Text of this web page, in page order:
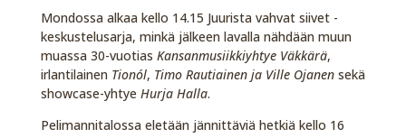
Mondossa alkaa kello 14.15 Juurista vahvat siivet -
keskustelusarja, minkä jälkeen lavalla nähdään muun
muassa 30-vuotias Kansanmusiikkiyhtye Väkkärä,
irlantilainen Tionól, Timo Rautiainen ja Ville Ojanensekä
showcase-yhtye Hurja Halla.
Pelimannitalossa eletään jännittäviä hetkiä kello 16